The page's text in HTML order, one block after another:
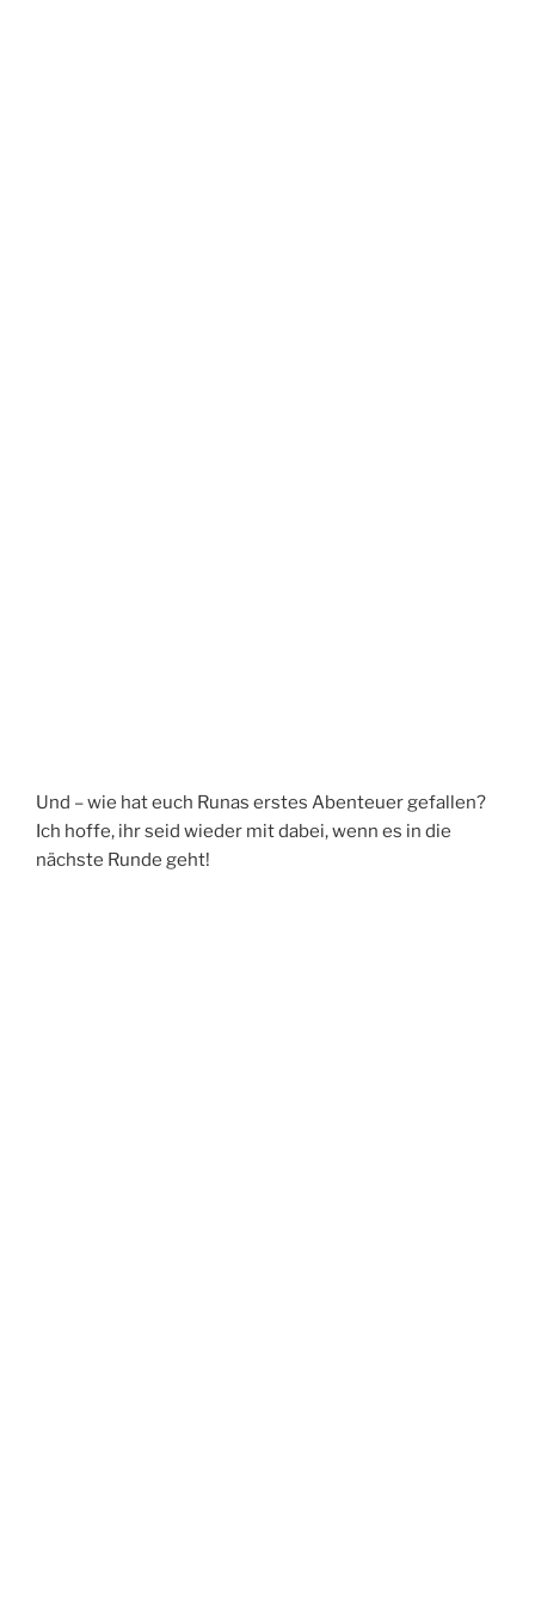
Und – wie hat euch Runas erstes Abenteuer gefallen?
Ich hoffe, ihr seid wieder mit dabei, wenn es in die
nächste Runde geht!